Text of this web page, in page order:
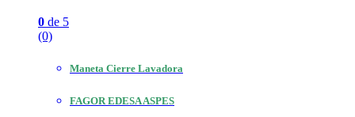
0 de 5
(0)
Maneta Cierre Lavadora
FAGOR EDESA ASPES